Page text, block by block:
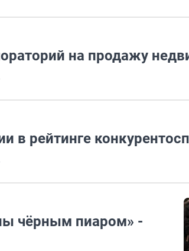
на продажу
в рейтинге
чёрным пиаром» -